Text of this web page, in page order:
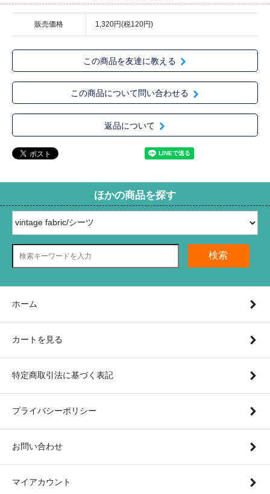
販売価格 1,320円(税120円)
この商品を友達に教える
この商品について問い合わせる
返品について
ほかの商品を探す
検索
ホーム
カートを見る
特定商取引法に基づく表記
プライバシーポリシー
お問い合わせ
マイアカウント